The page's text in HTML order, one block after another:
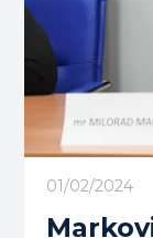
01/02/2024